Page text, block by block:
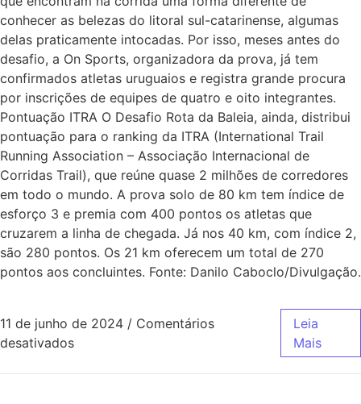
conhecer as belezas do litoral sul-catarinense, algumas
delas praticamente intocadas. Por isso, meses antes do
desafio, a On Sports, organizadora da prova, já tem
confirmados atletas uruguaios e registra grande procura
por inscrições de equipes de quatro e oito integrantes.
Pontuação ITRA O Desafio Rota da Baleia, ainda, distribui
pontuação para o ranking da ITRA (International Trail
Running Association – Associação Internacional de
Corridas Trail), que reúne quase 2 milhões de corredores
em todo o mundo. A prova solo de 80 km tem índice de
esforço 3 e premia com 400 pontos os atletas que
cruzarem a linha de chegada. Já nos 40 km, com índice 2,
são 280 pontos. Os 21 km oferecem um total de 270
pontos aos concluintes. Fonte: Danilo Caboclo/Divulgação.
11 de junho de 2024 / Comentários
desativados
Leia
Mais